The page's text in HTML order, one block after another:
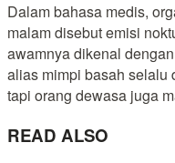
Dalam bahasa medis,
malam disebut emisi
awamnya dikenal
alias mimpi basah selalu
tapi orang dewasa juga
READ ALSO